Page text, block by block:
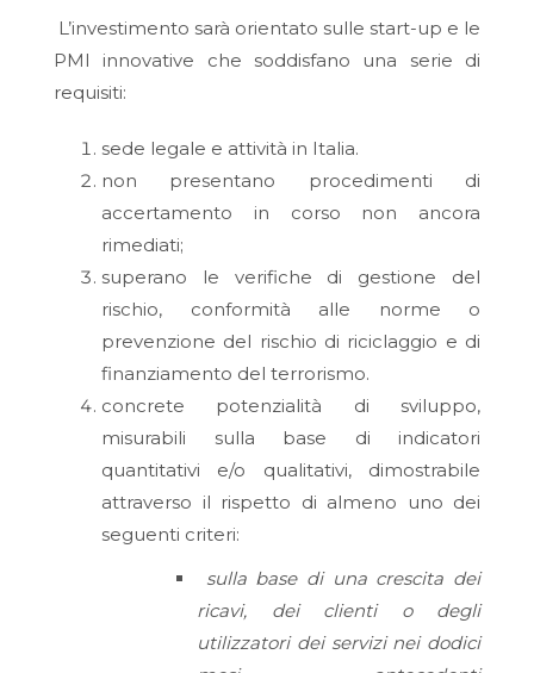
L’investimento sarà orientato sulle start-up e le
PMI innovative che soddisfano una serie di
requisiti:
sede legale e attività in Italia.
non presentano procedimenti di
accertamento in corso non ancora
rimediati;
superano le verifiche di gestione del
rischio, conformità alle norme o
prevenzione del rischio di riciclaggio e di
finanziamento del terrorismo.
concrete potenzialità di sviluppo,
misurabili sulla base di indicatori
quantitativi e/o qualitativi, dimostrabile
attraverso il rispetto di almeno uno dei
seguenti criteri:
sulla base di una crescita dei
ricavi, dei clienti o degli
utilizzatori dei servizi nei dodici